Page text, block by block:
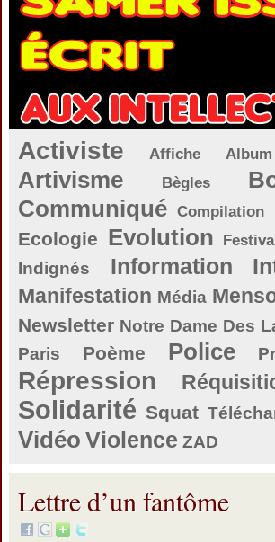
Activiste Affiche Album
Artivisme Bègles
Communiqué Compilation
Ecologie Evolution
Indignés
Information
Manifestation Média
Newsletter Notre Dame Des
Paris Poème Police
Répression
Solidarité Squat
Vidéo Violence ZAD
Lettre d’un fantôme